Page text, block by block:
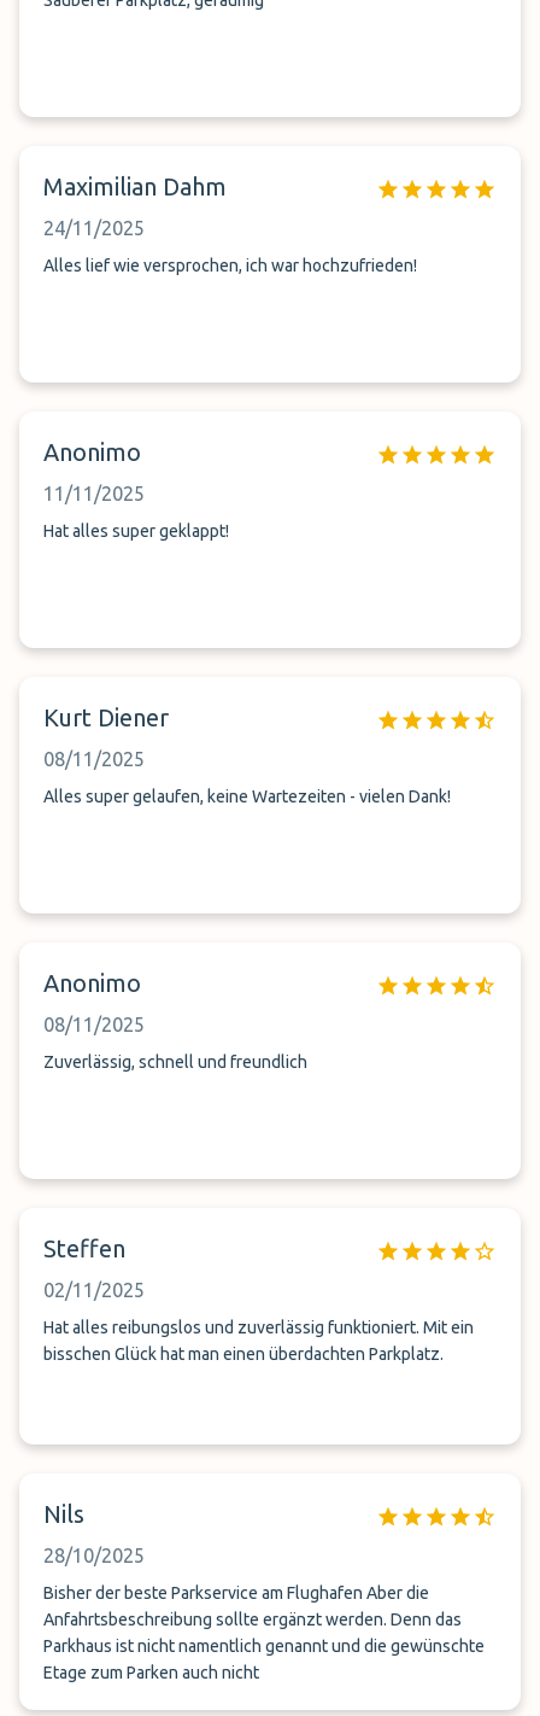
Maximilian Dahm
24/11/2025
Alles lief wie versprochen, ich war hochzufrieden!
Anonimo
11/11/2025
Hat alles super geklappt!
Kurt Diener
08/11/2025
Alles super gelaufen, keine Wartezeiten - vielen Dank!
Anonimo
08/11/2025
Zuverlässig, schnell und freundlich
Steffen
02/11/2025
Hat alles reibungslos und zuverlässig funktioniert. Mit ein
bisschen Glück hat man einen überdachten Parkplatz.
Nils
28/10/2025
Bisher der beste Parkservice am Flughafen Aber die
Anfahrtsbeschreibung sollte ergänzt werden. Denn das
Parkhaus ist nicht namentlich genannt und die gewünschte
Etage zum Parken auch nicht